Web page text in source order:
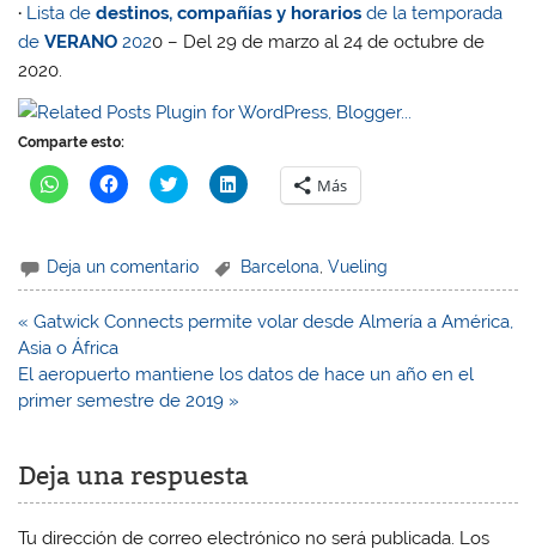
· Lista dedestinos, compañías y horarios de la temporada
deVERANO 2020 – Del 29 de marzo al 24 de octubre de
2020.
Comparte esto:
H
a
i
c
p
r
c
o
m
p
a
r
e
n
h
H
a
i
c
p
r
o
m
p
a
r
e
n
a
H
a
i
c
p
r
o
m
p
a
r
e
n
w
H
a
i
c
p
r
o
m
r
e
n
i
Más
Deja un comentario Barcelona ,Vueling
Navegación
de
entradas
« Gatwick Connects permite volar desde Almería a América,
Asia o África
El aeropuerto mantiene los datos de hace un año en el
primer semestre de 2019 »
Deja una respuesta
Tu dirección de correo electrónico no será publicada. Los